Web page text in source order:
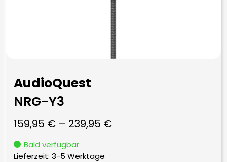
AudioQuest
NRG-Y3
159,95 € – 239,95 €
Bald verfügbar
Lieferzeit: 3-5 Werktage